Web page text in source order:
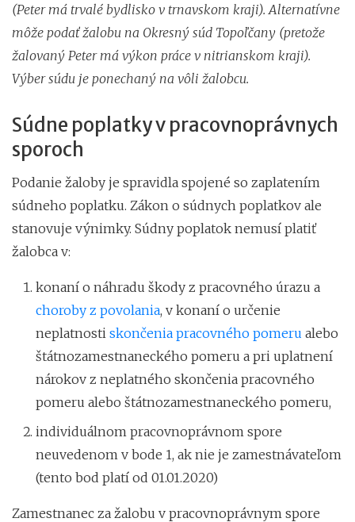
(Peter má trvalé bydlisko v trnavskom kraji). Alternatívne
môže podať žalobu na Okresný súd Topoľčany (pretože
žalovaný Peter má výkon práce v nitrianskom kraji).
Výber súdu je ponechaný na vôli žalobcu.
Súdne poplatky v pracovnoprávnych
sporoch
Podanie žaloby je spravidla spojené so zaplatením
súdneho poplatku. Zákon o súdnych poplatkov ale
stanovuje výnimky. Súdny poplatok nemusí platiť
žalobca v:
konaní o náhradu škody z pracovného úrazu a
choroby z povolania, v konaní o určenie
neplatnosti skončenia pracovného pomeru alebo
štátnozamestnaneckého pomeru a pri uplatnení
nárokov z neplatného skončenia pracovného
pomeru alebo štátnozamestnaneckého pomeru,
individuálnom pracovnoprávnom spore
neuvedenom v bode 1, ak nie je zamestnávateľom
(tento bod platí od 01.01.2020)
Zamestnanec za žalobu v pracovnoprávnym spore